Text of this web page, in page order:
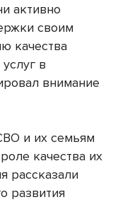
активно
своим
качества
в
внимание
и их семьям
качества их
рассказали
развития